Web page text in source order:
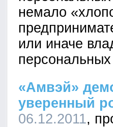
немало
или иначе
«Амвэй»
уверенный
06.12.2011